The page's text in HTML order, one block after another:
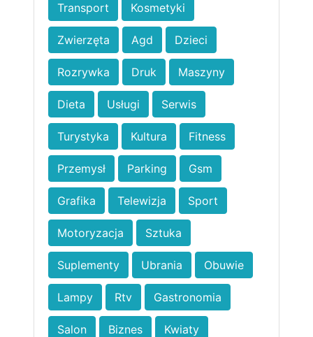
Transport Kosmetyki
Zwierzęta Agd Dzieci
Rozrywka Druk Maszyny
Dieta Usługi Serwis
Turystyka Kultura Fitness
Przemysł Parking Gsm
Grafika Telewizja Sport
Motoryzacja Sztuka
Suplementy Ubrania Obuwie
Lampy Rtv Gastronomia
Salon Biznes Kwiaty